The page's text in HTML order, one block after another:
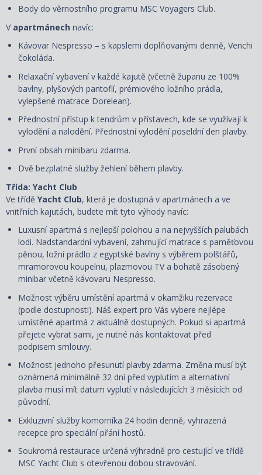
Body do věrnostního programu MSC Voyagers Club.
V apartmánech navíc:
Kávovar Nespresso – s kapslemi doplňovanými denně, Venchi
čokoláda.
Relaxační vybavení v každé kajutě (včetně županu ze 100%
bavlny, plyšových pantoflí, prémiového ložního prádla,
vylepšené matrace Dorelean).
Přednostní přístup k tendrům v přístavech, kde se využívají k
vylodění a nalodění. Přednostní vylodění poseldní den plavby.
První obsah minibaru zdarma.
Dvě bezplatné služby žehlení během plavby.
Třída: Yacht Club
Ve třídě Yacht Club, která je dostupná v apartmánech a ve
vnitřních kajutách, budete mít tyto výhody navíc:
Luxusní apartmá s nejlepší polohou a na nejvyšších palubách
lodi. Nadstandardní vybavení, zahrnující matrace s paměťovou
pěnou, ložní prádlo z egyptské bavlny s výběrem polštářů,
mramorovou koupelnu, plazmovou TV a bohatě zásobený
minibar včetně kávovaru Nespresso.
Možnost výběru umístění apartmá v okamžiku rezervace
(podle dostupnosti). Náš expert pro Vás vybere nejlépe
umístěné apartmá z aktuálně dostupných. Pokud si apartmá
přejete vybrat sami, je nutné nás kontaktovat před
podpisem smlouvy.
Možnost jednoho přesunutí plavby zdarma. Změna musí být
oznámená minimálně 32 dní před vyplutím a alternativní
plavba musí mít datum vyplutí v následujících 3 měsících od
původní.
Exkluzivní služby komorníka 24 hodin denně, vyhrazená
recepce pro speciální přání hostů.
Soukromá restaurace určená výhradně pro cestující ve třídě
MSC Yacht Club s otevřenou dobou stravování.